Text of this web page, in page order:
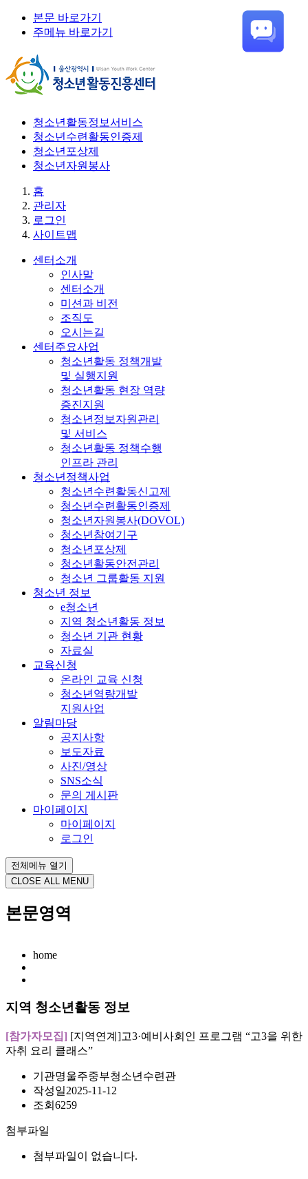
본문 바로가기
주메뉴 바로가기
청소년활동정보서비스
청소년수련활동인증제
청소년포상제
청소년자원봉사
홈
관리자
로그인
사이트맵
센터소개
인사말
센터소개
미션과 비전
조직도
오시는길
센터주요사업
청소년활동 정책개발
및 실행지원
청소년활동 현장 역량
증진지원
청소년정보자원관리
및 서비스
청소년활동 정책수행
인프라 관리
청소년정책사업
청소년수련활동신고제
청소년수련활동인증제
청소년자원봉사(DOVOL)
청소년참여기구
청소년포상제
청소년활동안전관리
청소년 그룹활동 지원
청소년 정보
e청소년
지역 청소년활동 정보
청소년 기관 현황
자료실
교육신청
온라인 교육 신청
청소년역량개발
지원사업
알림마당
공지사항
보도자료
사진/영상
SNS소식
문의 게시판
마이페이지
마이페이지
로그인
전체메뉴 열기
CLOSE ALL MENU
본문영역
home
지역 청소년활동 정보
[참가자모집] [지역연계]고3·예비사회인 프로그램 “고3을 위한
자취 요리 클래스”
기관명울주중부청소년수련관
작성일2025-11-12
조회 6259
첨부파일
첨부파일이 없습니다.